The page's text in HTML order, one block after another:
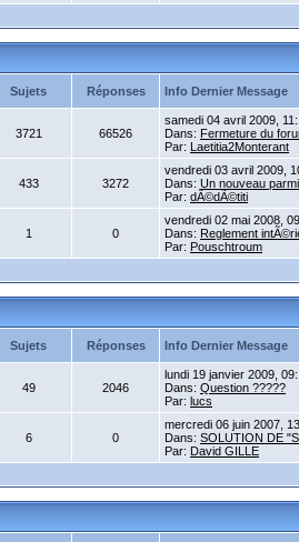
Sujets Réponses Info Dernier Message
3721 66526
samedi 04 avril 2009,
Dans: Fermeture du
Par: Laetitia2Monterant
433 3272
vendredi 03 avril 2009,
Dans: Un nouveau
Par: dÃ©dÃ©titi
1 0
vendredi 02 mai 2008,
Dans: Reglement
Par: Pouschtroum
Sujets Réponses Info Dernier Message
49 2046
lundi 19 janvier 2009,
Dans: Question ?????
Par: lucs
6 0
mercredi 06 juin 2007,
Dans: SOLUTION DE
Par: David GILLE